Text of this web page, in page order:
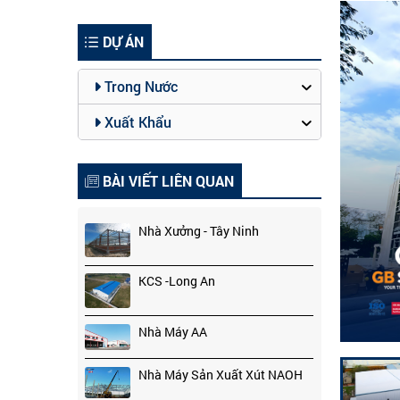
DỰ ÁN
Trong Nước
Xuất Khẩu
BÀI VIẾT LIÊN QUAN
Nhà Xưởng - Tây Ninh
KCS -Long An
Nhà Máy AA
Nhà Máy Sản Xuất Xút NAOH